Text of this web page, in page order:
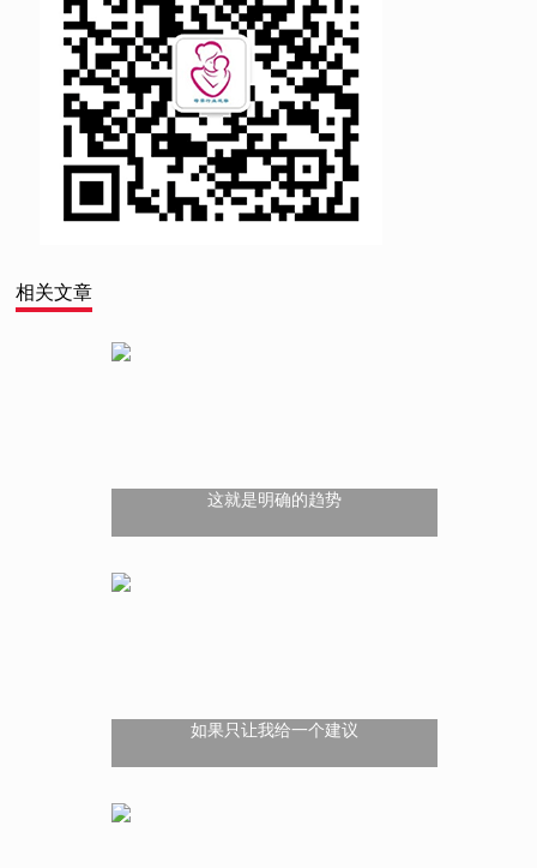
相关文章
这就是明确的趋势
如果只让我给一个建议